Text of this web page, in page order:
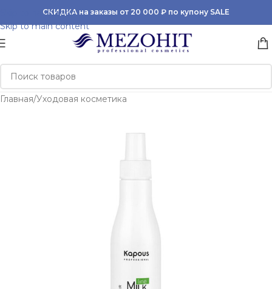
Skip to navigation
Skip to main content
СКИДКА на заказы от 20 000 ₽ по купону SALE
Главная/Уходовая косметика